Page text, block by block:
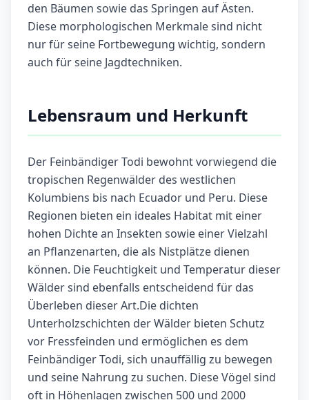
den Bäumen sowie das Springen auf Ästen.
Diese morphologischen Merkmale sind nicht
nur für seine Fortbewegung wichtig, sondern
auch für seine Jagdtechniken.
Lebensraum und Herkunft
Der Feinbändiger Todi bewohnt vorwiegend die
tropischen Regenwälder des westlichen
Kolumbiens bis nach Ecuador und Peru. Diese
Regionen bieten ein ideales Habitat mit einer
hohen Dichte an Insekten sowie einer Vielzahl
an Pflanzenarten, die als Nistplätze dienen
können. Die Feuchtigkeit und Temperatur dieser
Wälder sind ebenfalls entscheidend für das
Überleben dieser Art.Die dichten
Unterholzschichten der Wälder bieten Schutz
vor Fressfeinden und ermöglichen es dem
Feinbändiger Todi, sich unauffällig zu bewegen
und seine Nahrung zu suchen. Diese Vögel sind
oft in Höhenlagen zwischen 500 und 2000